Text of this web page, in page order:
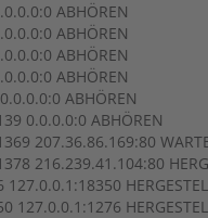
ABHÖREN
ABHÖREN
ABHÖREN
ABHÖREN
ABHÖREN
0.0.0.0:0 ABHÖREN
207.36.86.169:80
216.239.41.104:80
127.0.0.1:1276